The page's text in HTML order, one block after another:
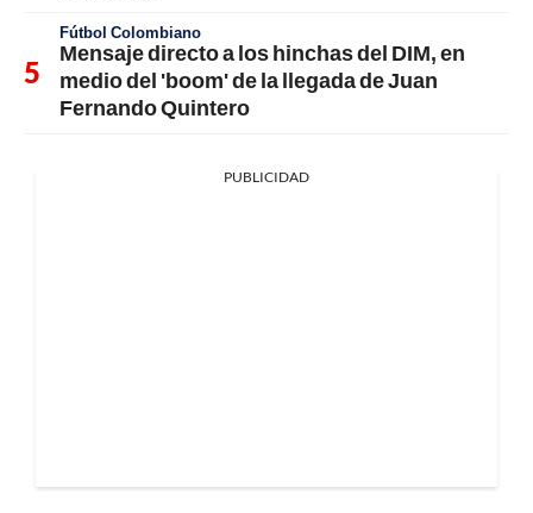
Fútbol Colombiano
Mensaje directo a los hinchas del DIM, en
medio del 'boom' de la llegada de Juan
Fernando Quintero
PUBLICIDAD